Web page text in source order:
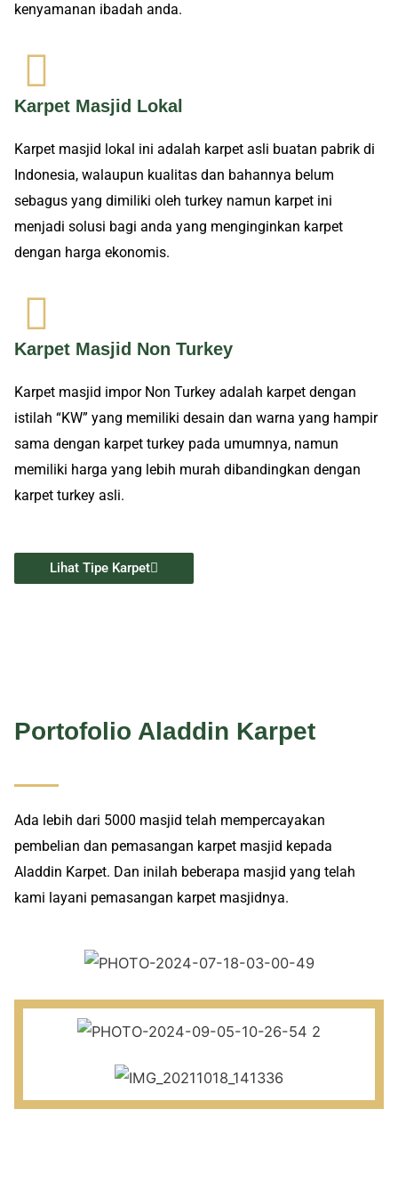
kenyamanan ibadah anda.
Karpet Masjid Lokal
Karpet masjid lokal ini adalah karpet asli buatan pabrik di
Indonesia, walaupun kualitas dan bahannya belum
sebagus yang dimiliki oleh turkey namun karpet ini
menjadi solusi bagi anda yang menginginkan karpet
dengan harga ekonomis.
Karpet Masjid Non Turkey
Karpet masjid impor Non Turkey adalah karpet dengan
istilah “KW” yang memiliki desain dan warna yang hampir
sama dengan karpet turkey pada umumnya, namun
memiliki harga yang lebih murah dibandingkan dengan
karpet turkey asli.
Lihat Tipe Karpet
Portofolio Aladdin Karpet
Ada lebih dari 5000 masjid telah mempercayakan
pembelian dan pemasangan karpet masjid kepada
Aladdin Karpet. Dan inilah beberapa masjid yang telah
kami layani pemasangan karpet masjidnya.